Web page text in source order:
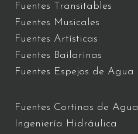
Fuentes Transitables
Fuentes Musicales
Fuentes Artísticas
Fuentes Bailarinas
Fuentes Espejos de Agua
Fuentes Cortinas de Agua
Ingeniería Hidráulica